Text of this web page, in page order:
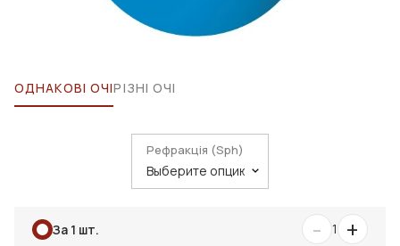
ОДНАКОВІ ОЧІРІЗНІ ОЧІ
Рефракція (Sph)
За 1 шт. - 1 +